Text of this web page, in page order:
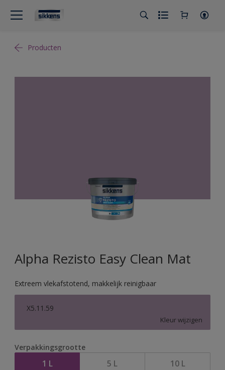
Producten
Alpha Rezisto Easy Clean Mat
Extreem vlekafstotend, makkelijk reinigbaar
X5.11.59
Kleur wijzigen
Verpakkingsgrootte
1 L 5 L 10 L